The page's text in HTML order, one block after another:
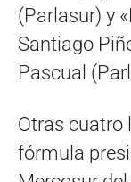
(Parlasur) y
Santiago
Pascual
Otras cuatro
fórmula